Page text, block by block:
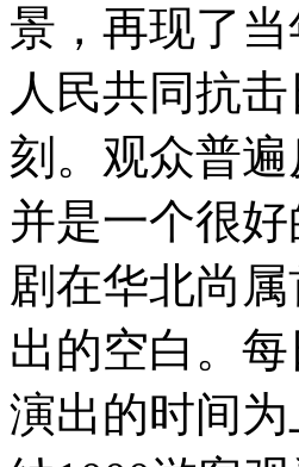
景，再现了
人民共同抗
刻。观众普
并是一个很
剧在华北尚
出的空白。
演出的时间